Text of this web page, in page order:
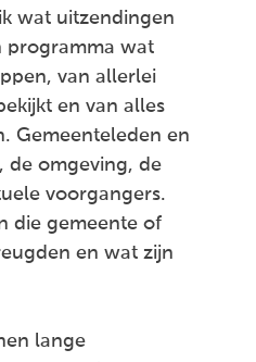
wat uitzendingen
programma wat
van allerlei
en van alles
Gemeenteleden en
de omgeving, de
voorgangers.
die gemeente of
en wat zijn
lange